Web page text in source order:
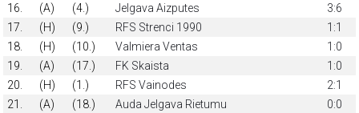
16.
(A) (4.) Jelgava Aizputes
3:6
17.
(H) (9.) RFS Strenci 1990
1:1
18.
(H) (10.) Valmiera Ventas
1:0
19.
(A) (17.) FK Skaista
1:0
20.
(H) (1.) RFS Vainodes
2:1
21.
(A) (18.) Auda Jelgava Rietumu
0:0